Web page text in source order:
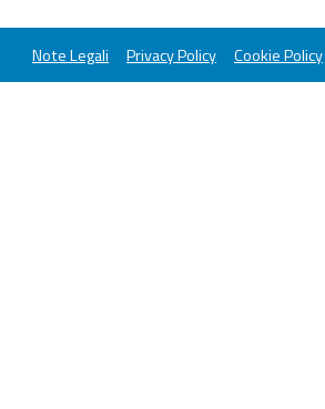
Note Legali Privacy Policy Cookie Policy